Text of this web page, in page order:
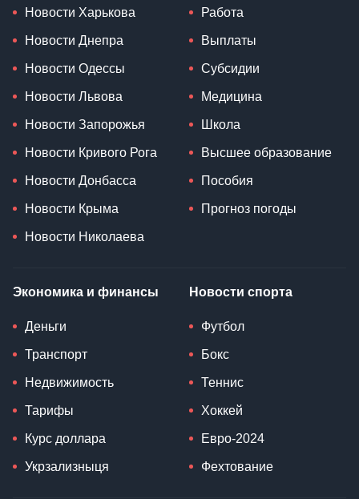
Новости Харькова
Новости Днепра
Новости Одессы
Новости Львова
Новости Запорожья
Новости Кривого Рога
Новости Донбасса
Новости Крыма
Новости Николаева
Работа
Выплаты
Субсидии
Медицина
Школа
Высшее образование
Пособия
Прогноз погоды
Экономика и финансы
Деньги
Транспорт
Недвижимость
Тарифы
Курс доллара
Укрзализныця
Новости спорта
Футбол
Бокс
Теннис
Хоккей
Евро-2024
Фехтование